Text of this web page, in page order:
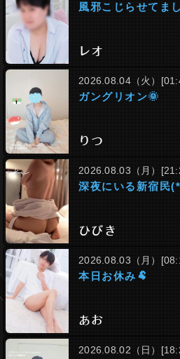
風邪こじらせてま
レオ
2026.08.04（火）
ガングリオン🌞
りつ
2026.08.03（月）
深夜にいる新宿民
ひびき
2026.08.03（月）
本日お休み🐏
あお
2026.08.02（日）